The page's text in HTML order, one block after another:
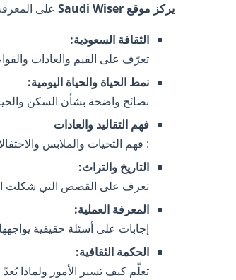
يركز موقع Saudi Wiser
على
الثقافة السعودية:
تعرّف على القيم والعادات
نمط الحياة والحياة اليومية:
نصائح واضحة بشأن السكن
فهم التقاليد والعادات
: فهم التحيات والملابس
التاريخ والتراث:
تعرف على القصص التي شكلت
المعرفة العملية:
إجابات على أسئلة حقيقية
الحكمة الثقافية:
تعلّم كيف تسير الأمور ولماذا يُعدّ